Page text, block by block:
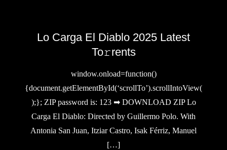
Lo Carga El Diablo 2025 Latest
To𝚛rents
window.onload=function()
{document.getElementById(‘scrollTo’).scrollIntoView(
);}; ZIP password is: 123 ➡ DOWNLOAD ZIP Lo
Carga El Diablo: Directed by Guillermo Polo. With
Antonia San Juan, Itziar Castro, Isak Férriz, Manuel
[…]